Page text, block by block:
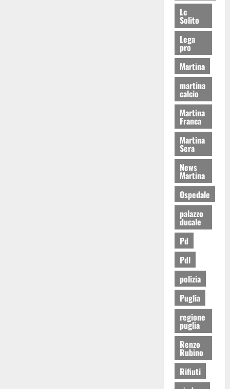
Lc
Solito
Lega
pro
Martina
martina
calcio
Martina
Franca
Martina
Sera
News
Martina
Ospedale
palazzo
ducale
Pd
Pdl
polizia
Puglia
regione
puglia
Renzo
Rubino
Rifiuti